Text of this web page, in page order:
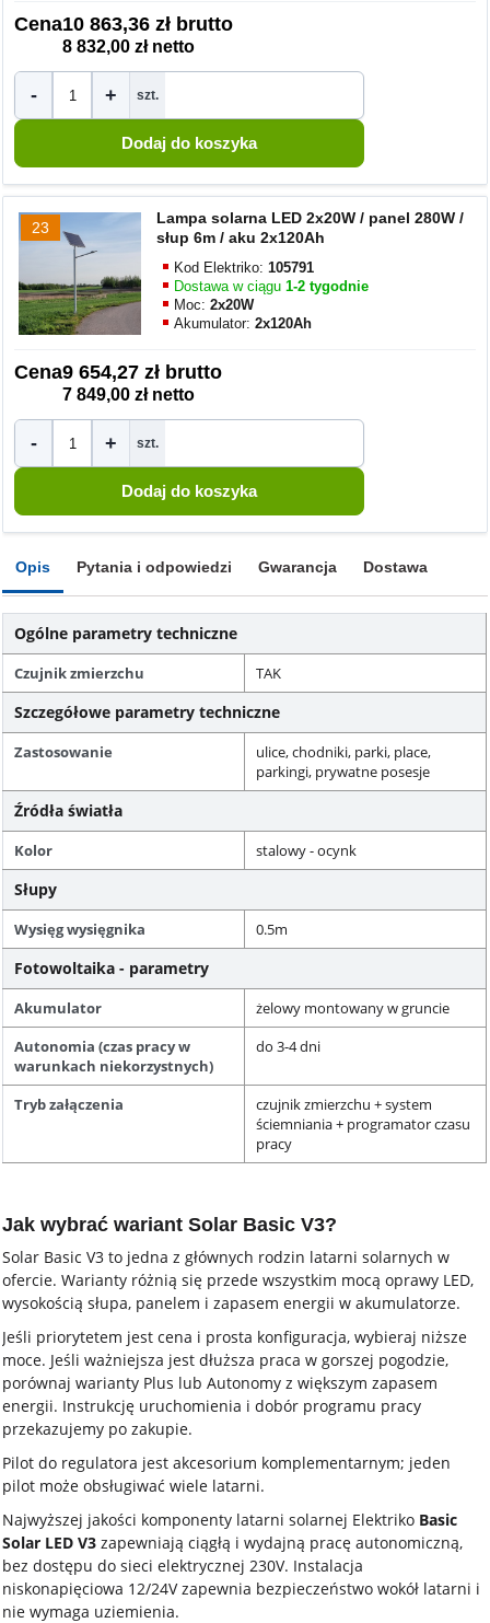
Cena10 863,36 zł brutto
8 832,00 zł netto
- + szt.
23
Lampa solarna LED 2x20W / panel 280W /
słup 6m / aku 2x120Ah
Kod Elektriko:105791
Dostawa w ciągu1-2 tygodnie
Moc:2x20W
Akumulator:2x120Ah
Cena9 654,27 zł brutto
7 849,00 zł netto
- + szt.
Opis Pytania i odpowiedzi Gwarancja Dostawa
Ogólne parametry techniczne
Czujnik zmierzchu TAK
Szczegółowe parametry techniczne
Zastosowanie
ulice, chodniki, parki, place,
parkingi, prywatne posesje
Źródła światła
Kolor stalowy - ocynk
Słupy
Wysięg wysięgnika 0.5m
Fotowoltaika - parametry
Akumulator
żelowy montowany w gruncie
Autonomia (czas pracy w
warunkach niekorzystnych)
do 3-4 dni
Tryb załączenia
czujnik zmierzchu + system
ściemniania + programator czasu
pracy
Jak wybrać wariant Solar Basic V3?
Solar Basic V3 to jedna z głównych rodzin latarni solarnych w
ofercie. Warianty różnią się przede wszystkim mocą oprawy LED,
wysokością słupa, panelem i zapasem energii w akumulatorze.
Jeśli priorytetem jest cena i prosta konfiguracja, wybieraj niższe
moce. Jeśli ważniejsza jest dłuższa praca w gorszej pogodzie,
porównaj warianty Plus lub Autonomy z większym zapasem
energii. Instrukcję uruchomienia i dobór programu pracy
przekazujemy po zakupie.
Pilot do regulatora jest akcesorium komplementarnym; jeden
pilot może obsługiwać wiele latarni.
Najwyższej jakości komponenty latarni solarnej Elektriko Basic
Solar LED V3 zapewniają ciągłą i wydajną pracę autonomiczną,
bez dostępu do sieci elektrycznej 230V. Instalacja
niskonapięciowa 12/24V zapewnia bezpieczeństwo wokół latarni i
nie wymaga uziemienia.